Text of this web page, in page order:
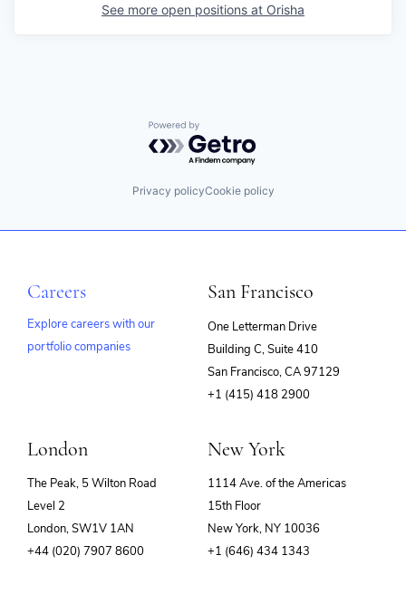
See more open positions at Orisha
Powered by Getro.com
Privacy policyCookie policy
Careers
Explore careers with our
portfolio companies
San Francisco
One Letterman Drive
Building C, Suite 410
San Francisco, CA 97129
+1 (415) 418 2900
London
The Peak, 5 Wilton Road
Level 2
London, SW1V 1AN
+44 (020) 7907 8600
New York
1114 Ave. of the Americas
15th Floor
New York, NY 10036
+1 (646) 434 1343